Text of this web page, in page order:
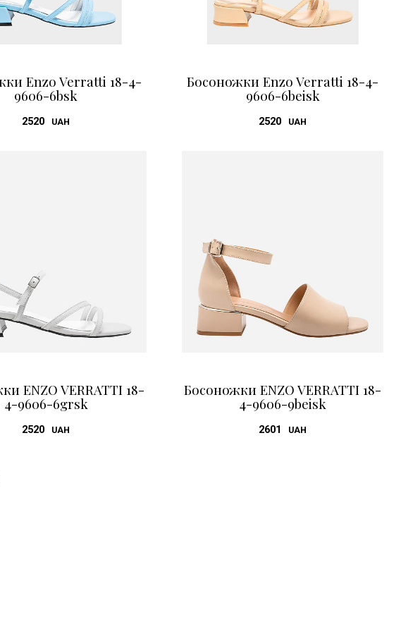
Enzo Verratti 18-4-
9606-6bsk
2520 UAH
Босоножки Enzo Verratti 18-4-
9606-6beisk
2520 UAH
ENZO VERRATTI 18-
4-9606-6grsk
2520 UAH
Босоножки ENZO VERRATTI 18-
4-9606-9beisk
2601 UAH